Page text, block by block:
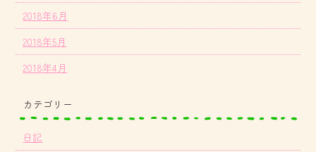
2018年6月
2018年5月
2018年4月
カテゴリー
日記